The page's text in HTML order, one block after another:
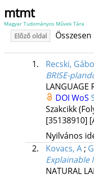
mtmt
Magyar Tudományos Művek Tára
Előző oldal
1. Recski,
BRISE-
LANGUAGE
DOI WoS
Szakcikk
[35138910]
Nyilvános
2.
Kovacs, A;
Explainable
NATURAL